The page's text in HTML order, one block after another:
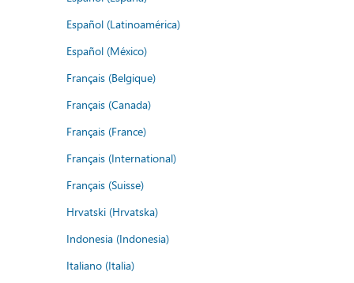
Español (Latinoamérica)
Español (México)
Français (Belgique)
Français (Canada)
Français (France)
Français (International)
Français (Suisse)
Hrvatski (Hrvatska)
Indonesia (Indonesia)
Italiano (Italia)